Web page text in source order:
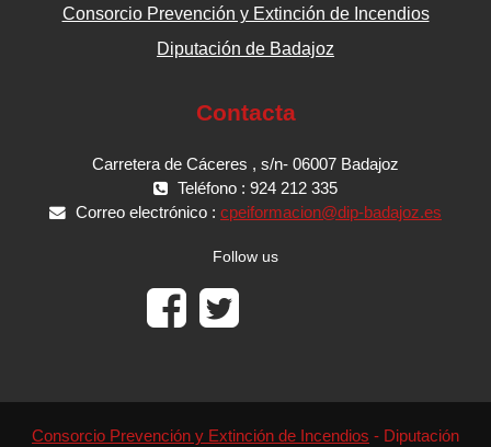
Consorcio Prevención y Extinción de Incendios
Diputación de Badajoz
Contacta
Carretera de Cáceres , s/n- 06007 Badajoz
Teléfono : 924 212 335
Correo electrónico : cpeiformacion@dip-badajoz.es
Follow us
Consorcio Prevención y Extinción de Incendios - Diputación